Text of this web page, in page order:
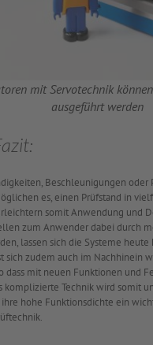
mit Servotechnik
ausgeführt werden
Beschleunigungen oder
es, einen Prüfstand in
somit Anwendung und
zum Anwender dabei durch
lassen sich die Systeme
sich zudem auch im Nachhinein
dass mit neuen Funktionen und
komplizierte Technik wird somit
hohe Funktionsdichte ein